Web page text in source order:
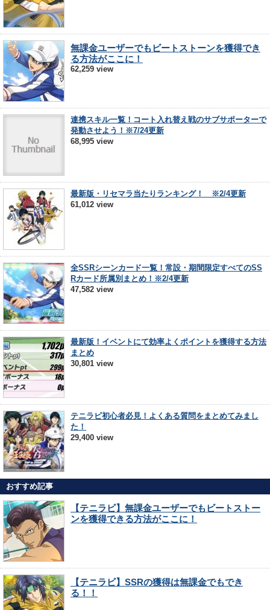
無課金ユーザーでもビートストーンを獲得でき
る方法がここに！
62,259 view
連携スキル一覧！コート入れ替え戦のサブサポーターで
発動させよう！※7/24更新
68,995 view
最新版・リセマラ当たりランキング！ ※2/4更新
61,012 view
全SSRシーンカード一覧！常設・期間限定すべてのSS
Rカード所属別まとめ！※2/4更新
47,582 view
最新版！イベントにて効率よくポイントを獲得する方法
まとめ
30,801 view
テニラビ初心者必見！よくある質問をまとめてみまし
た！
29,400 view
おすすめ記事
【テニラビ】無課金ユーザーでもビートストー
ンを獲得できる方法がここに！
【テニラビ】SSRの獲得は無課金でもでき
る！！